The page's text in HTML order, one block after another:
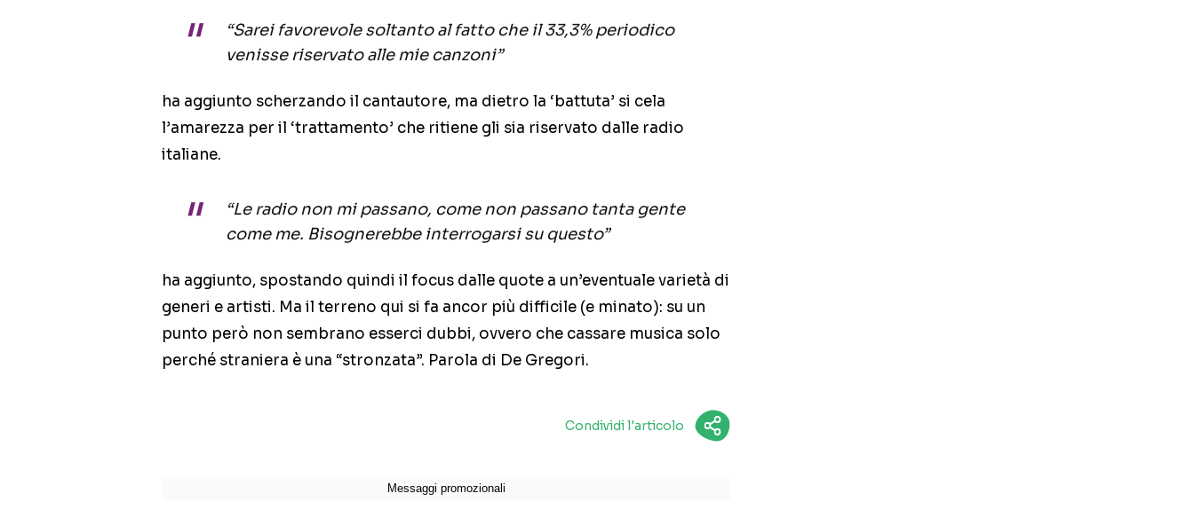
“Sarei favorevole soltanto al fatto che il 33,3% periodico
venisse riservato alle mie canzoni”
ha aggiunto scherzando il cantautore, ma dietro la ‘battuta’ si cela
l’amarezza per il ‘trattamento’ che ritiene gli sia riservato dalle radio
italiane.
“Le radio non mi passano, come non passano tanta gente
come me. Bisognerebbe interrogarsi su questo”
ha aggiunto, spostando quindi il focus dalle quote a un’eventuale varietà di
generi e artisti. Ma il terreno qui si fa ancor più difficile (e minato): su un
punto però non sembrano esserci dubbi, ovvero che cassare musica solo
perché straniera è una “stronzata”. Parola di De Gregori.
Condividi l'articolo